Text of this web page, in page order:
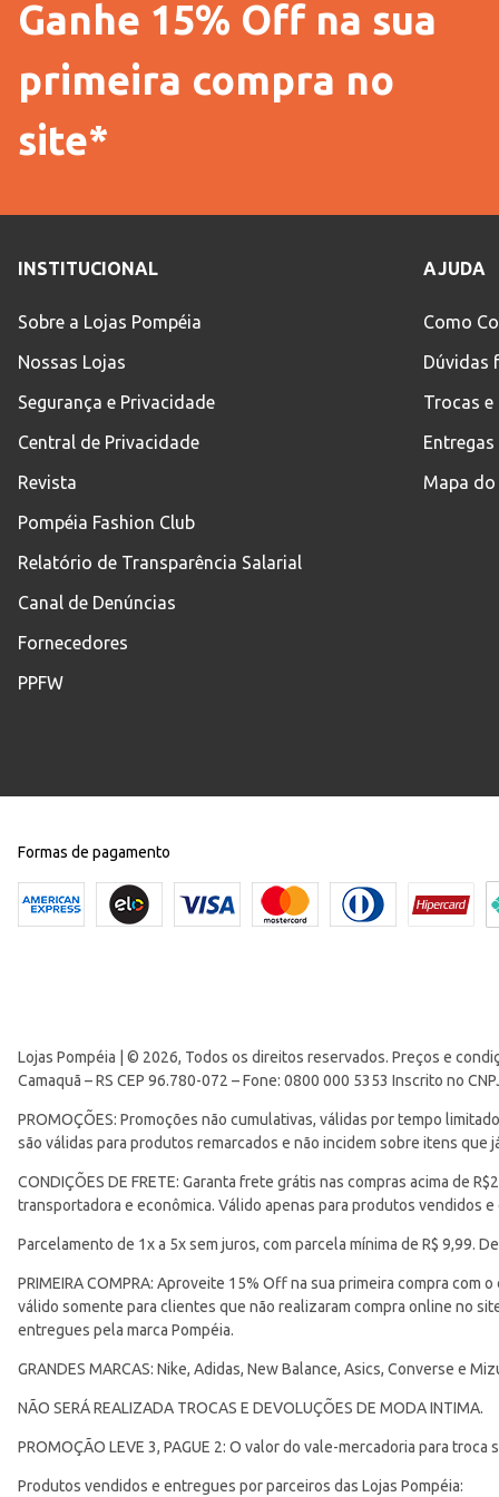
Ganhe 15% Off na sua
primeira compra no
site*
INSTITUCIONAL
Sobre a Lojas Pompéia
Nossas Lojas
Segurança e Privacidade
Central de Privacidade
Revista
Pompéia Fashion Club
Relatório de Transparência Salarial
Canal de Denúncias
Fornecedores
PPFW
AJUDA
Como
Dúvidas
Trocas e
Entregas
Mapa do
Formas de pagamento
Lojas Pompéia | © 2026, Todos os direitos reservados. Preços e
Camaquã – RS CEP 96.780-072 – Fone: 0800 000 5353 Inscrito no
PROMOÇÕES: Promoções não cumulativas, válidas por tempo
são válidas para produtos remarcados e não incidem sobre itens
CONDIÇÕES DE FRETE: Garanta frete grátis nas compras acima de
transportadora e econômica. Válido apenas para produtos vendidos
Parcelamento de 1x a 5x sem juros, com parcela mínima de R$ 9,99.
PRIMEIRA COMPRA: Aproveite 15% Off na sua primeira compra com
válido somente para clientes que não realizaram compra online no
entregues pela marca Pompéia.
GRANDES MARCAS: Nike, Adidas, New Balance, Asics, Converse e
NÃO SERÁ REALIZADA TROCAS E DEVOLUÇÕES DE MODA INTIMA.
PROMOÇÃO LEVE 3, PAGUE 2: O valor do vale-mercadoria para
Produtos vendidos e entregues por parceiros das Lojas Pompéia: